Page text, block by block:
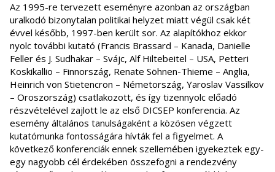
Az 1995-re tervezett eseményre azonban az országban
uralkodó bizonytalan politikai helyzet miatt végül csak két
évvel később, 1997-ben került sor. Az alapítókhoz ekkor
nyolc további kutató (Francis Brassard – Kanada, Danielle
Feller és J. Sudhakar – Svájc, Alf Hiltebeitel – USA, Petteri
Koskikallio – Finnország, Renate Söhnen-Thieme – Anglia,
Heinrich von Stietencron – Németország, Yaroslav Vassilkov
– Oroszország) csatlakozott, és így tizennyolc előadó
részvételével zajlott le az első DICSEP konferencia. Az
esemény általános tanulságaként a közösen végzett
kutatómunka fontosságára hívták fel a figyelmet. A
következő konferenciák ennek szellemében igyekeztek egy-
egy nagyobb cél érdekében összefogni a rendezvény